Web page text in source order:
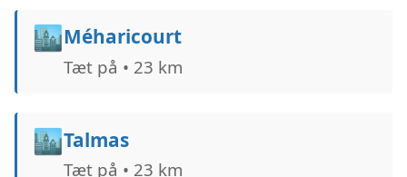
🏙️Méharicourt
Tæt på • 23 km
🏙️Talmas
Tæt på • 23 km